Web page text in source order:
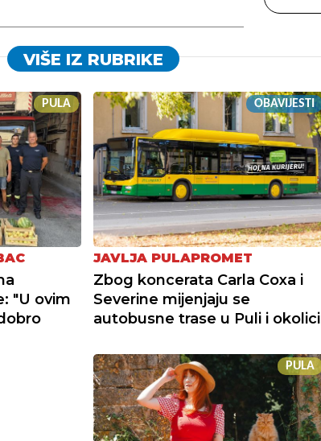
VIŠE IZ RUBRIKE
PULA
"U ovim
OBAVIJESTI
JAVLJA PULAPROMET
Zbog koncerata Carla Coxa i
Severine mijenjaju se
autobusne trase u Puli i okolici
PULA